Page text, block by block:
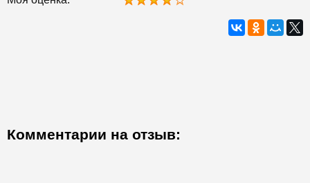
Комментарии на отзыв: